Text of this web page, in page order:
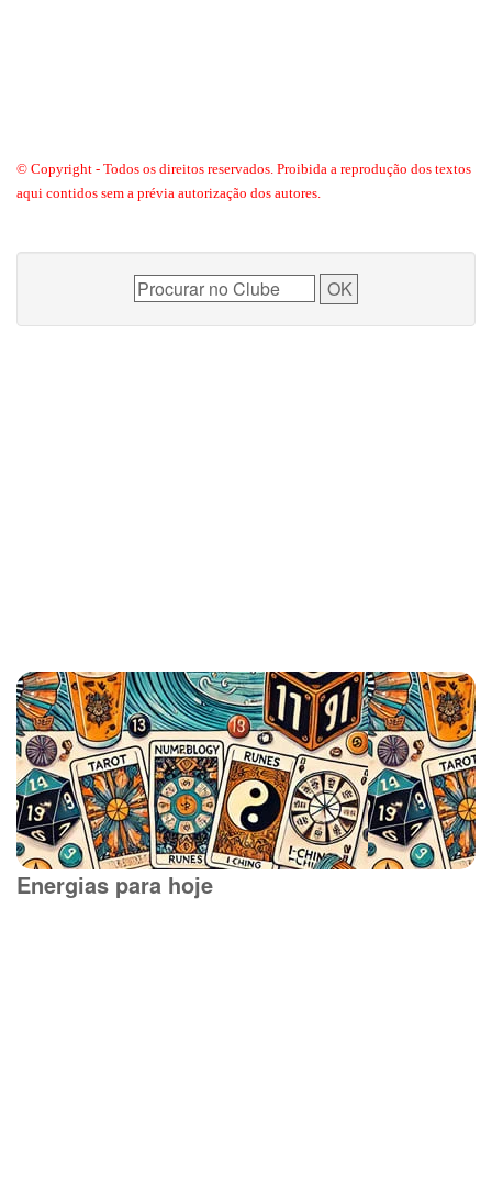
© Copyright - Todos os direitos reservados. Proibida a reprodução dos textos
aqui contidos sem a prévia autorização dos autores.
Energias para hoje